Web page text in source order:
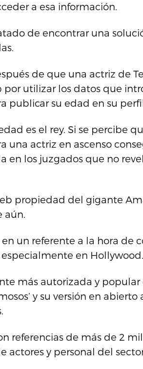
a esa información.
de encontrar una
de que una actriz de
utilizar los datos que
publicar su edad en su
es el rey. Si se percibe
actriz en ascenso
en los juzgados que no
propiedad del gigante
aún.
un referente a la hora de
en Hollywood.
más autorizada y
y su versión en abierto
referencias de más de 2
actores y personal del